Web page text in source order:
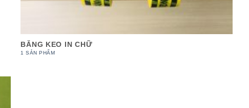
BĂNG KEO IN CHỮ
1 SẢN PHẨM